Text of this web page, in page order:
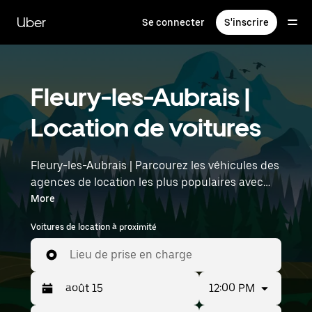
contenu
principal
Uber Se connecter S'inscrire
Fleury-les-Aubrais |
Location de voitures
Fleury-les-Aubrais | Parcourez les véhicules des
agences de location les plus populaires avec
Uber Rent. Des voitures électriques aux berlines
de luxe en passant par les SUV, vous trouverez
des véhicules adaptés aux voyageurs en solo et
aux groupes comptant jusqu'à sept personnes.
Saisissez l'heure et l'emplacement (par
exemple : Paris Orly Airport) pour trouver des
voitures de location à proximité.
More
Voitures de location à proximité
Lieu de prise en charge
12:00 PM